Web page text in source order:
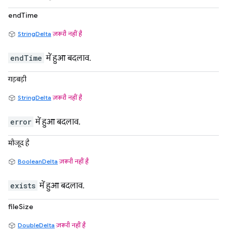
endTime
StringDelta ज़रूरी नहीं है
endTime में हुआ बदलाव.
गड़बड़ी
StringDelta ज़रूरी नहीं है
error में हुआ बदलाव.
मौजूद है
BooleanDelta ज़रूरी नहीं है
exists में हुआ बदलाव.
fileSize
DoubleDelta ज़रूरी नहीं है